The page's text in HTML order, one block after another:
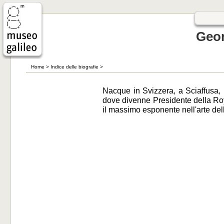
Home > Indice delle biografie >
Nacque in Svizzera, a
dove divenne Presidente della
il massimo esponente nell'arte